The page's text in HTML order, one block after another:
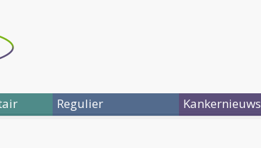
Regulier Kankernieuws